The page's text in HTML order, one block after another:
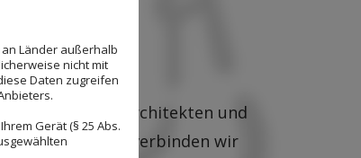
von Innenarchitekten und
Gemeinsam verbinden wir
Länder außerhalb
nicht mit
Daten zugreifen
Gerät (§ 25 Abs.